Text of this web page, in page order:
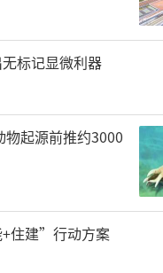
古城西南角，修
环线不断加高路
环城路，加之巷
逢暴雨排水不畅
损，群众苦不堪
应。了解到群
按照汛期临时
标记显微利器
物起源前推约3000
住建”行动方案